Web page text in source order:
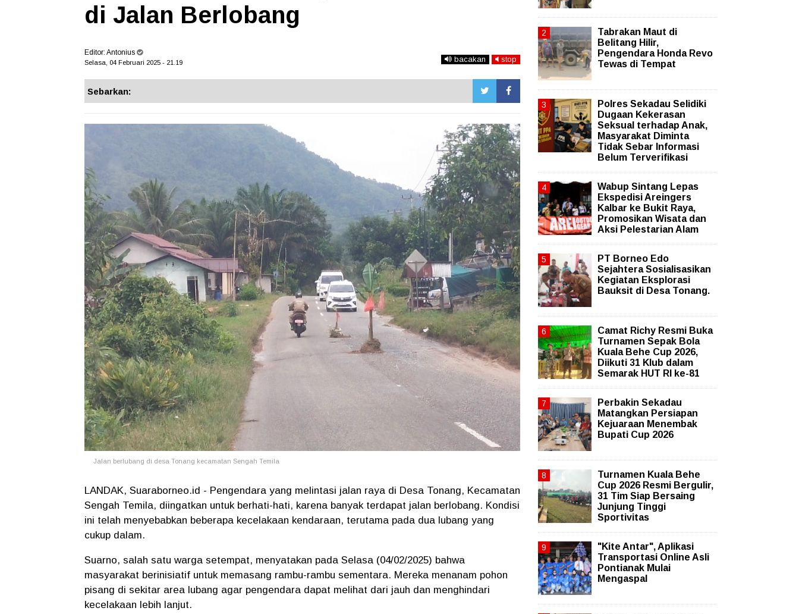
di Jalan Berlobang
Editor: Antonius
Selasa, 04 Februari 2025 - 21.19 bacakan stop
Sebarkan:
Jalan berlubang di desa Tonang kecamatan Sengah Temila
LANDAK, Suaraborneo.id - Pengendara yang melintasi jalan raya di Desa Tonang, Kecamatan
Sengah Temila, diingatkan untuk berhati-hati, karena banyak terdapat jalan berlobang. Kondisi
ini telah menyebabkan beberapa kecelakaan kendaraan, terutama pada dua lubang yang
cukup dalam.
Suarno, salah satu warga setempat, menyatakan pada Selasa (04/02/2025) bahwa
masyarakat berinisiatif untuk memasang rambu-rambu sementara. Mereka menanam pohon
pisang di sekitar area lubang agar pengendara dapat melihat dari jauh dan menghindari
kecelakaan lebih lanjut.
Tabrakan Maut di
Belitang Hilir,
Pengendara Honda Revo
Tewas di Tempat
Polres Sekadau Selidiki
Dugaan Kekerasan
Seksual terhadap Anak,
Masyarakat Diminta
Tidak Sebar Informasi
Belum Terverifikasi
Wabup Sintang Lepas
Ekspedisi Areingers
Kalbar ke Bukit Raya,
Promosikan Wisata dan
Aksi Pelestarian Alam
PT Borneo Edo
Sejahtera Sosialisasikan
Kegiatan Eksplorasi
Bauksit di Desa Tonang.
Camat Richy Resmi Buka
Turnamen Sepak Bola
Kuala Behe Cup 2026,
Diikuti 31 Klub dalam
Semarak HUT RI ke-81
Perbakin Sekadau
Matangkan Persiapan
Kejuaraan Menembak
Bupati Cup 2026
Turnamen Kuala Behe
Cup 2026 Resmi Bergulir,
31 Tim Siap Bersaing
Junjung Tinggi
Sportivitas
"Kite Antar", Aplikasi
Transportasi Online Asli
Pontianak Mulai
Mengaspal